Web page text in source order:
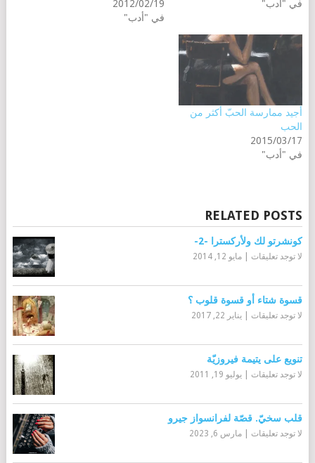
في "أدب"
2012/02/19
في "أدب"
أجيد ممارسة الحبّ أكثر من
الحب
2015/03/17
في "أدب"
RELATED POSTS
كونشرتو لك ولأركسترا -2-
لا توجد تعليقات مايو 12, 2014
قسوة شتاء أو قسوة قلوب ؟
لا توجد تعليقات يناير 22, 2017
تنويع على يتيمة فيروزيّة
لا توجد تعليقات يوليو 19, 2011
قلب سخيّ. قصّة لفرانسواز جيرو
لا توجد تعليقات مارس 6, 2023